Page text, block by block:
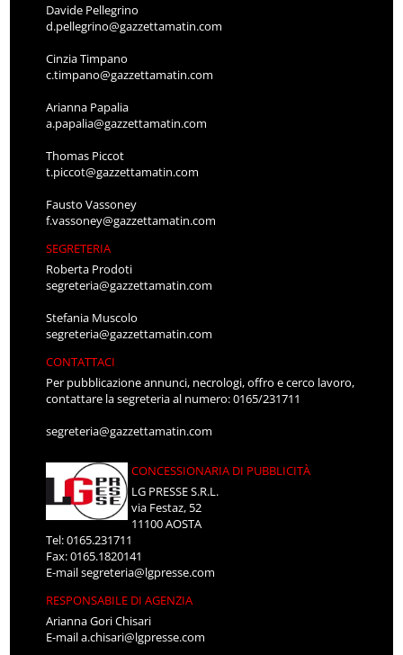
Davide Pellegrino
d.pellegrino@gazzettamatin.com
Cinzia Timpano
c.timpano@gazzettamatin.com
Arianna Papalia
a.papalia@gazzettamatin.com
Thomas Piccot
t.piccot@gazzettamatin.com
Fausto Vassoney
f.vassoney@gazzettamatin.com
SEGRETERIA
Roberta Prodoti
segreteria@gazzettamatin.com
Stefania Muscolo
segreteria@gazzettamatin.com
CONTATTACI
Per pubblicazione annunci, necrologi, offro e cerco lavoro,
contattare la segreteria al numero: 0165/231711
segreteria@gazzettamatin.com
CONCESSIONARIA DI PUBBLICITÀ
LG PRESSE S.R.L.
via Festaz, 52
11100 AOSTA
Tel: 0165.231711
Fax: 0165.1820141
E-mailsegreteria@lgpresse.com
RESPONSABILE DI AGENZIA
Arianna Gori Chisari
E-maila.chisari@lgpresse.com